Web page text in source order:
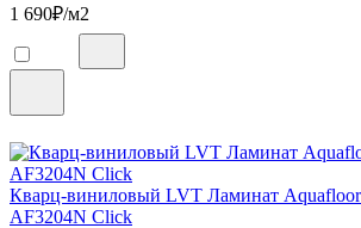
1 690₽/м2
Кварц-виниловый LVT Ламинат
AF3204N Click